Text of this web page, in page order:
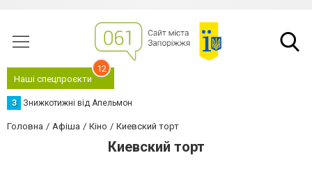
Наші спецпроєкти
12
З Знижкотижні від Апельмон
Головна Афіша Кіно Киевский торт
Киевский торт